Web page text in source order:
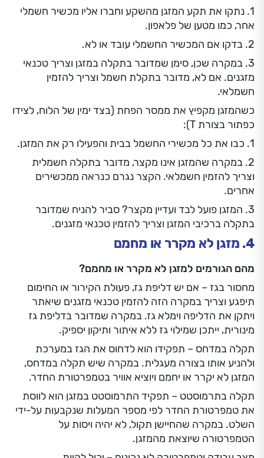
1. נתקו את תקע המזגן מהשקע וחברו אליו מכשיר חשמלי
אחר, כמו מטען של פלאפון.
2. בדקו אם המכשיר החשמלי עובד או לא.
3. במקרה שכן, סימן שמדובר בתקלה במזגן וצריך טכנאי
מזגנים. אם לא, מדובר בתקלת חשמל וצריך להזמין
חשמלאי.
כשהמזגן מקפיץ את ממסר הפחת (בצד ימין של הלוח, לצידו
כפתור בצורת T):
1. כבו את כל מכשירי החשמל בבית והפעילו רק את המזגן.
2. במקרה שהמזגן אינו מקצר, מדובר בתקלה חשמלית
וצריך להזמין חשמלאי. הקצר נגרם כנראה ממכשירים
אחרים.
3. המזגן פועל לבד ועדיין מקצר? סביר להניח שמדובר
בתקלה ברכיבי המזגן וצריך להזמין טכנאי מזגנים.
4. מזגן לא מקרר או מחמם
מהם הגורמים למזגן לא מקרר או מחמם?
מחסור בגז – אם יש דליפת גז, פעולת הקירור או החימום
תיפגע וצריך במקרה הזה להזמין טכנאי מזגנים שיאתר
ויתקן את הדליפה וימלא גז. במקרה שמדובר בדליפת גז
מינורית, ייתכן שמילוי גז ללא איתור ותיקון יספיק.
תקלה במדחס – תפקידו הוא לדחוס את הגז במערכת
ולהניע אותו בצורה מעגלית. במקרה שיש תקלה במדחס,
המזגן לא יקרר או יחמם ויוציא אוויר בטמפרטורת החדר.
תקלה בתרמוסטט – תפקיד התרמוסטט במזגן הוא לווסת
את טמפרטורת החדר לפי מספר המעלות שנקבעות על-ידי
השלט. במקרה שהחיישן תקול, לא יהיה ויסות על
הטמפרטורה שיוצאת מהמזגן.